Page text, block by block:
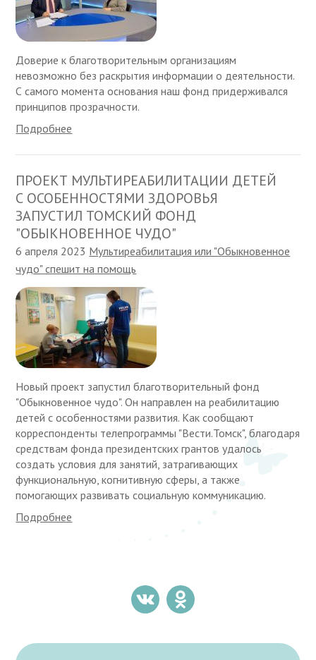
Доверие к благотворительным организациям
невозможно без раскрытия информации о деятельности.
С самого момента основания наш фонд придерживался
принципов прозрачности.
Подробнее
ПРОЕКТ МУЛЬТИРЕАБИЛИТАЦИИ ДЕТЕЙ
С ОСОБЕННОСТЯМИ ЗДОРОВЬЯ
ЗАПУСТИЛ ТОМСКИЙ ФОНД
"ОБЫКНОВЕННОЕ ЧУДО"
6 апреля 2023 Мультиреабилитация или "Обыкновенное
чудо" спешит на помощь
Новый проект запустил благотворительный фонд
"Обыкновенное чудо". Он направлен на реабилитацию
детей с особенностями развития. Как сообщают
корреспонденты телепрограммы "Вести.Томск", благодаря
средствам фонда президентских грантов удалось
создать условия для занятий, затрагивающих
функциональную, когнитивную сферы, а также
помогающих развивать социальную коммуникацию.
Подробнее